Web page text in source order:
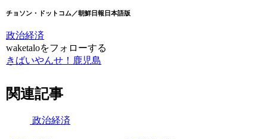
チョソン・ドットコム／朝鮮日報日本語版
政治経済
waketaloをフォローする
きばいやんせ！鹿児島
関連記事
政治経済